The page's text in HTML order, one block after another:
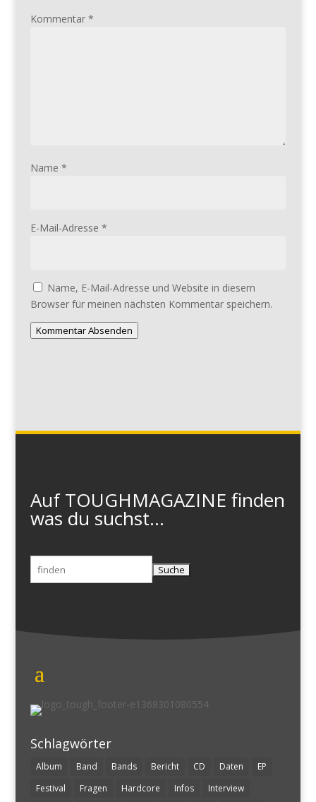
Kommentar *
Name *
E-Mail-Adresse *
Name, E-Mail-Adresse und Website in diesem
Browser für meinen nächsten Kommentar speichern.
Kommentar Absenden
Auf TOUGHMAGAZINE finden
was du suchst...
Suchen
nach:
Schlagwörter
Album Band Bands Bericht CD Daten
EP
Festival
Fragen Hardcore Infos Interview